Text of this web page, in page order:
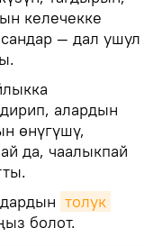
келечекке
— дал ушул
алардын
өнүгүшү,
да, чаалыкпай
толук
болот.